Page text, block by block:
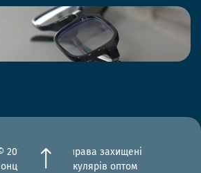
2012-2026 Всі права захищені
окулярів оптом